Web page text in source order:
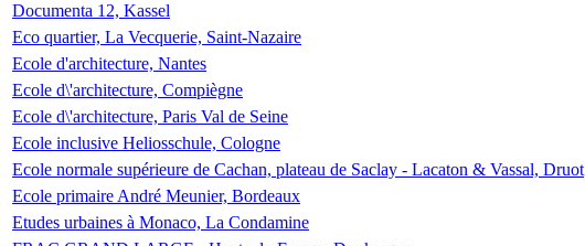
Documenta 12, Kassel
Eco quartier, La Vecquerie, Saint-Nazaire
Ecole d'architecture, Nantes
Ecole d\'architecture, Compiègne
Ecole d\'architecture, Paris Val de Seine
Ecole inclusive Heliosschule, Cologne
Ecole normale supérieure de Cachan, plateau de Saclay - Lacaton & Vassal, Druot
Ecole primaire André Meunier, Bordeaux
Etudes urbaines à Monaco, La Condamine